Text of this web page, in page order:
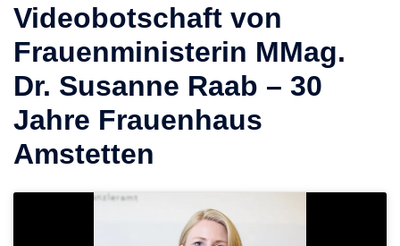
Videobotschaft von
Frauenministerin MMag.
Dr. Susanne Raab – 30
Jahre Frauenhaus
Amstetten